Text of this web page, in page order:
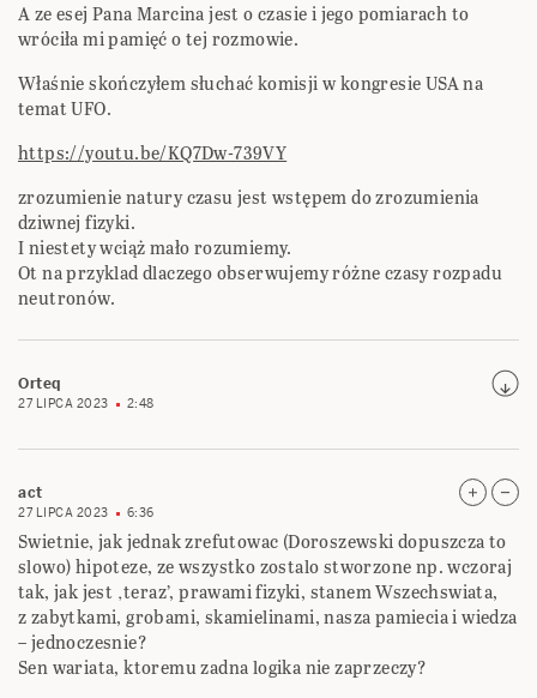
A ze esej Pana Marcina jest o czasie i jego pomiarach to
wróciła mi pamięć o tej rozmowie.
Właśnie skończyłem słuchać komisji w kongresie USA na
temat UFO.
https://youtu.be/KQ7Dw-739VY
zrozumienie natury czasu jest wstępem do zrozumienia
dziwnej fizyki.
I niestety wciąż mało rozumiemy.
Ot na przyklad dlaczego obserwujemy różne czasy rozpadu
neutronów.
Orteq
27 LIPCA 2023 2:48
act
27 LIPCA 2023 6:36
Swietnie, jak jednak zrefutowac (Doroszewski dopuszcza to
slowo) hipoteze, ze wszystko zostalo stworzone np. wczoraj
tak, jak jest ‚teraz’, prawami fizyki, stanem Wszechswiata,
z zabytkami, grobami, skamielinami, nasza pamiecia i wiedza
– jednoczesnie?
Sen wariata, ktoremu zadna logika nie zaprzeczy?